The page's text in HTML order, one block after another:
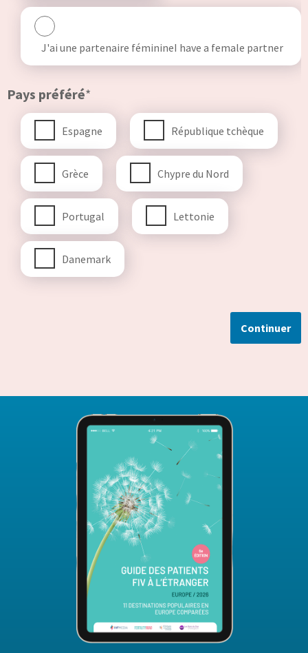
J'ai une partenaire féminineI have a female partner
Pays préféré*
Espagne République tchèque
Grèce Chypre du Nord
Portugal Lettonie
Danemark
Continuer